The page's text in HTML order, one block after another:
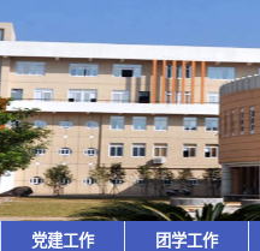
党建工作 团学工作